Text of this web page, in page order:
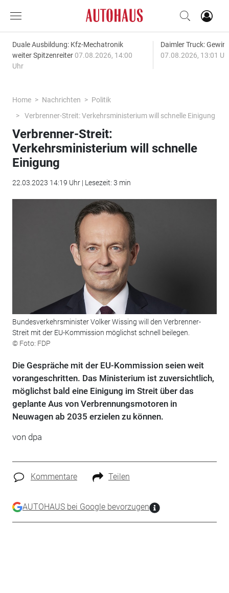
Duale Ausbildung: Kfz-Mechatronik
weiter Spitzenreiter 07.08.2026, 14:00
Uhr
Daimler Truck:
07.08.2026, 13:01
Home Nachrichten
Politik
Verbrenner-Streit: Verkehrsministerium will schnelle Einigung
Verbrenner-Streit:
Verkehrsministerium will schnelle
Einigung
22.03.2023 14:19 Uhr | Lesezeit: 3 min
Bundesverkehrsminister Volker Wissing will den Verbrenner-
Streit mit der EU-Kommission möglichst schnell beilegen.
© Foto: FDP
Die Gespräche mit der EU-Kommission seien weit
vorangeschritten. Das Ministerium ist zuversichtlich,
möglichst bald eine Einigung im Streit über das
geplante Aus von Verbrennungsmotoren in
Neuwagen ab 2035 erzielen zu können.
von dpa
Kommentare Teilen
AUTOHAUS bei Google bevorzugen